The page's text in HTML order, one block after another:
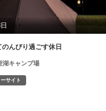
んびり過ごす休日
湖キャンプ場
サイト